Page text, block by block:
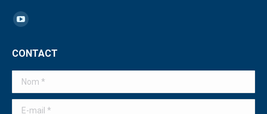
Trouvez nous sur :
La
YouTube
s'ouvre
CONTACT
Nom *
E-mail *